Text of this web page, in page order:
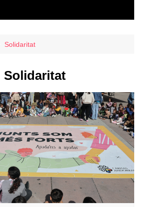
Solidaritat
Solidaritat